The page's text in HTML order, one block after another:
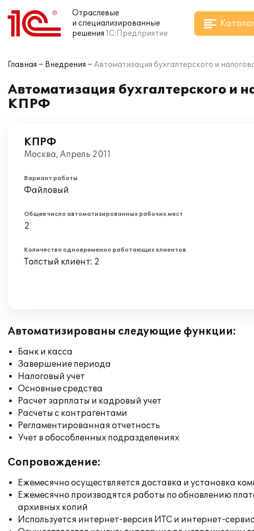
Отраслевые
и специализированные
решения 1С:Предприятие
Главная Внедрения Автоматизация бухгалтерского и
Автоматизация бухгалтерского и
КПРФ
КПРФ
Москва, Апрель 2011
Вариант работы
Файловый
Общее число автоматизированных рабочих мест
2
Количество одновременно работающих клиентов
Толстый клиент: 2
Автоматизированы следующие функции:
Банк и касса
Завершение периода
Налоговый учет
Основные средства
Расчет зарплаты и кадровый учет
Расчеты с контрагентами
Регламентированная отчетность
Учет в обособленных подразделениях
Сопровождение:
Ежемесячно осуществляется доставка и установка
Ежемесячно производятся работы по обновлению
архивных копий
Используется интернет-версия ИТС и интернет-